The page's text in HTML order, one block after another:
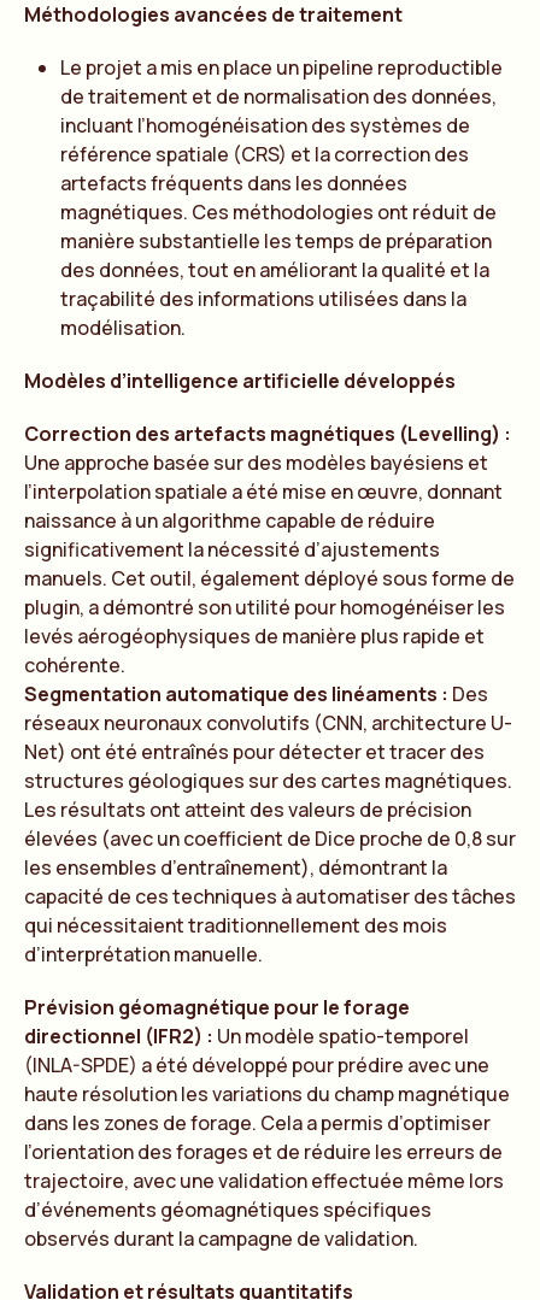
Méthodologies avancées de traitement
Le projet a mis en place un pipeline reproductible
de traitement et de normalisation des données,
incluant l’homogénéisation des systèmes de
référence spatiale (CRS) et la correction des
artefacts fréquents dans les données
magnétiques. Ces méthodologies ont réduit de
manière substantielle les temps de préparation
des données, tout en améliorant la qualité et la
traçabilité des informations utilisées dans la
modélisation.
Modèles d’intelligence artificielle développés
Correction des artefacts magnétiques (Levelling) :
Une approche basée sur des modèles bayésiens et
l’interpolation spatiale a été mise en œuvre, donnant
naissance à un algorithme capable de réduire
significativement la nécessité d’ajustements
manuels. Cet outil, également déployé sous forme de
plugin, a démontré son utilité pour homogénéiser les
levés aérogéophysiques de manière plus rapide et
cohérente.
Segmentation automatique des linéaments : Des
réseaux neuronaux convolutifs (CNN, architecture U-
Net) ont été entraînés pour détecter et tracer des
structures géologiques sur des cartes magnétiques.
Les résultats ont atteint des valeurs de précision
élevées (avec un coefficient de Dice proche de 0,8 sur
les ensembles d’entraînement), démontrant la
capacité de ces techniques à automatiser des tâches
qui nécessitaient traditionnellement des mois
d’interprétation manuelle.
Prévision géomagnétique pour le forage
directionnel (IFR2) : Un modèle spatio-temporel
(INLA-SPDE) a été développé pour prédire avec une
haute résolution les variations du champ magnétique
dans les zones de forage. Cela a permis d’optimiser
l’orientation des forages et de réduire les erreurs de
trajectoire, avec une validation effectuée même lors
d’événements géomagnétiques spécifiques
observés durant la campagne de validation.
Validation et résultats quantitatifs